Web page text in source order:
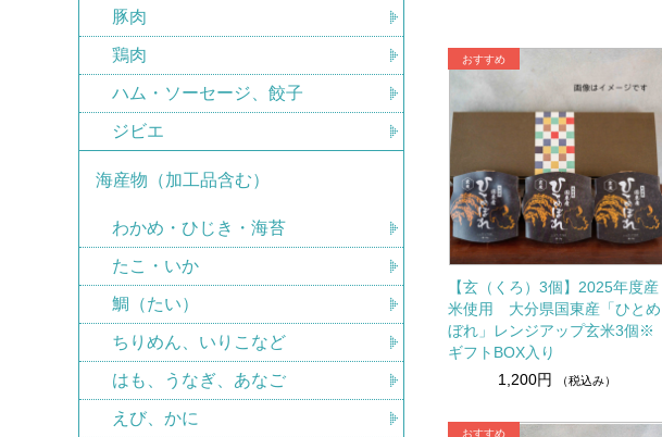
【玄（くろ）3個】2025年度産
米使用 大分県国東産「ひとめ
ぼれ」レンジアップ玄米3個※
ギフトBOX入り
1,200円
（税込み）
豚肉
鶏肉
ハム・ソーセージ、餃子
ジビエ
海産物（加工品含む）
わかめ・ひじき・海苔
たこ・いか
鯛（たい）
ちりめん、いりこなど
はも、うなぎ、あなご
えび、かに